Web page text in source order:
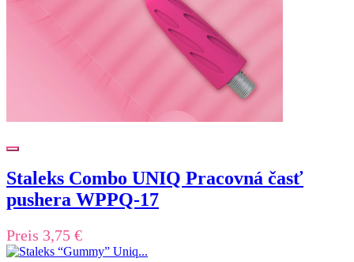
Staleks Combo UNIQ Pracovná časť
pushera WPPQ-17
Preis 3,75 €